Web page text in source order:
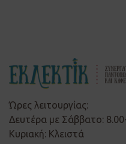
Ώρες λειτουργίας:
Δευτέρα με Σάββατο:
Κυριακή: Κλειστά